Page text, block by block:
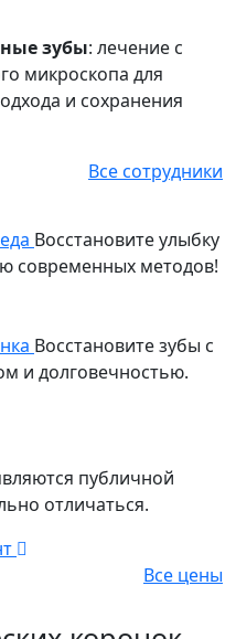
зубы: лечение с
микроскопа для
и сохранения
Все сотрудники
Восстановите улыбку
современных методов!
Восстановите зубы с
и долговечностью.
публичной
отличаться.
Все цены